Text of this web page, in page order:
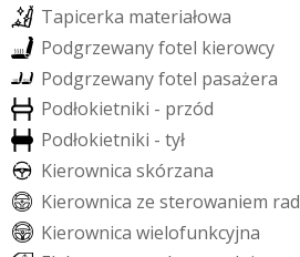
Tapicerka materiałowa
Podgrzewanyfotel kierowcy
Podgrzewanyfotel pasażera
Podłokietniki - przód
Podłokietniki - tył
Kierownica skórzana
Kierownica ze sterowaniem rad
Kierownica wielofunkcyjna